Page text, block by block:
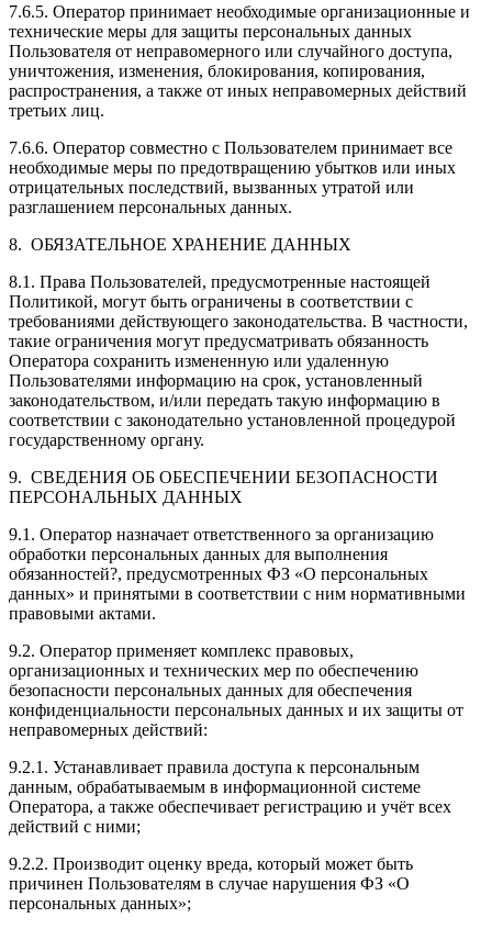
7.6.5. Оператор принимает необходимые организационные и
технические меры для защиты персональных данных
Пользователя от неправомерного или случайного доступа,
уничтожения, изменения, блокирования, копирования,
распространения, а также от иных неправомерных действий
третьих лиц.
7.6.6. Оператор совместно с Пользователем принимает все
необходимые меры по предотвращению убытков или иных
отрицательных последствий, вызванных утратой или
разглашением персональных данных.
8. ОБЯЗАТЕЛЬНОЕ ХРАНЕНИЕ ДАННЫХ
8.1. Права Пользователей, предусмотренные настоящей
Политикой, могут быть ограничены в соответствии с
требованиями действующего законодательства. В частности,
такие ограничения могут предусматривать обязанность
Оператора сохранить измененную или удаленную
Пользователями информацию на срок, установленный
законодательством, и/или передать такую информацию в
соответствии с законодательно установленной процедурой
государственному органу.
9. СВЕДЕНИЯ ОБ ОБЕСПЕЧЕНИИ БЕЗОПАСНОСТИ
ПЕРСОНАЛЬНЫХ ДАННЫХ
9.1. Оператор назначает ответственного за организацию
обработки персональных данных для выполнения
обязанностей?, предусмотренных ФЗ «О персональных
данных» и принятыми в соответствии с ним нормативными
правовыми актами.
9.2. Оператор применяет комплекс правовых,
организационных и технических мер по обеспечению
безопасности персональных данных для обеспечения
конфиденциальности персональных данных и их защиты от
неправомерных действий:
9.2.1. Устанавливает правила доступа к персональным
данным, обрабатываемым в информационной системе
Оператора, а также обеспечивает регистрацию и учёт всех
действий с ними;
9.2.2. Производит оценку вреда, который может быть
причинен Пользователям в случае нарушения ФЗ «О
персональных данных»;